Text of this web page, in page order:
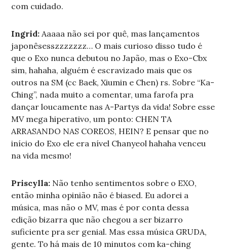
com cuidado.
Ingrid: Aaaaa não sei por quê, mas lançamentos
japonêsesszzzzzzz… O mais curioso disso tudo é
que o Exo nunca debutou no Japão, mas o Exo-Cbx
sim, hahaha, alguém é escravizado mais que os
outros na SM (cc Baek, Xiumin e Chen) rs. Sobre “Ka-
Ching”, nada muito a comentar, uma farofa pra
dançar loucamente nas A-Partys da vida! Sobre esse
MV mega hiperativo, um ponto: CHEN TA
ARRASANDO NAS COREOS, HEIN? E pensar que no
início do Exo ele era nível Chanyeol hahaha venceu
na vida mesmo!
Priscylla: Não tenho sentimentos sobre o EXO,
então minha opinião não é biased. Eu adorei a
música, mas não o MV, mas é por conta dessa
edição bizarra que não chegou a ser bizarro
suficiente pra ser genial. Mas essa música GRUDA,
gente. To há mais de 10 minutos com ka-ching